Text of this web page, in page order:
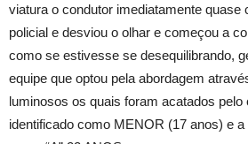
viatura o condutor imediatamente quase
policial e desviou o olhar e começou a
como se estivesse se desequilibrando,
equipe que optou pela abordagem
luminosos os quais foram acatados
identificado como MENOR (17 anos) e